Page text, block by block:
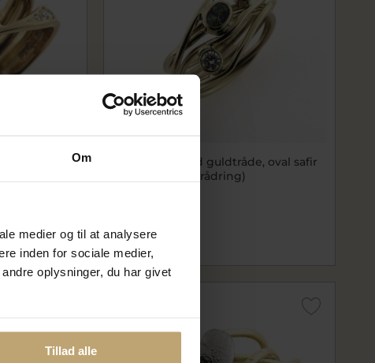
Om
medier og til at analysere
inden for sociale medier,
oplysninger, du har givet
Tillad alle
kt.
Ring unika med guldtråde, oval safir
+ 2 brill. 14 kt. (Trådring)